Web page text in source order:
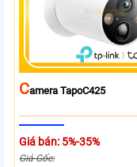
CAmera TapoC425
Giá bán: 5%-35%
Giá Gốc: